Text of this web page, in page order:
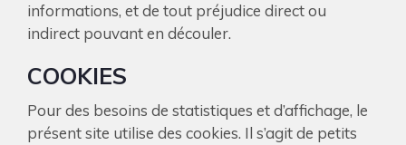
informations, et de tout préjudice direct ou
indirect pouvant en découler.
COOKIES
Pour des besoins de statistiques et d’affichage, le
présent site utilise des cookies. Il s’agit de petits